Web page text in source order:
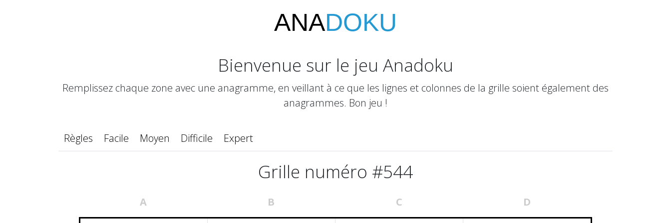
ANADOKU
Bienvenue sur le jeu Anadoku
Remplissez chaque zone avec une anagramme, en veillant à ce que les lignes et colonnes de la grille soient également des
anagrammes. Bon jeu !
Règles Facile Moyen Difficile Expert
Grille numéro #544
A B C D